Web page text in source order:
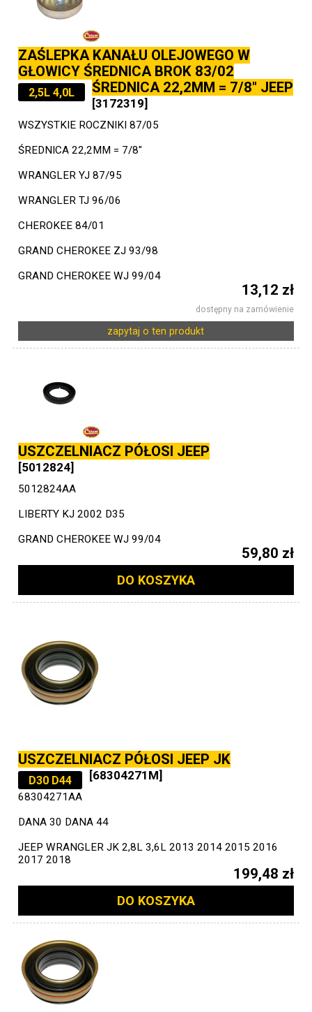
ZAŚLEPKA KANAŁU OLEJOWEGO W
GŁOWICY ŚREDNICA BROK 83/02
ŚREDNICA 22,2MM = 7/8" JEEP
2,5L 4,0L
[3172319]
WSZYSTKIE ROCZNIKI 87/05
ŚREDNICA 22,2MM = 7/8"
WRANGLER YJ 87/95
WRANGLER TJ 96/06
CHEROKEE 84/01
GRAND CHEROKEE ZJ 93/98
GRAND CHEROKEE WJ 99/04
13,12 zł
dostępny na zamówienie
zapytaj o ten produkt
USZCZELNIACZ PÓŁOSI JEEP
[5012824]
5012824AA
LIBERTY KJ 2002 D35
GRAND CHEROKEE WJ 99/04
59,80 zł
DO KOSZYKA
USZCZELNIACZ PÓŁOSI JEEP JK
D30 D44 [68304271M]
68304271AA
DANA 30 DANA 44
JEEP WRANGLER JK 2,8L 3,6L 2013 2014 2015 2016
2017 2018
199,48 zł
DO KOSZYKA